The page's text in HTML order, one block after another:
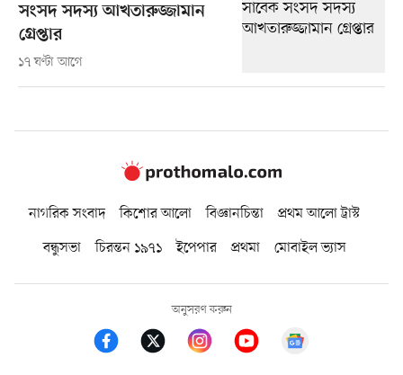
সংসদ সদস্য আখতারুজ্জামান
গ্রেপ্তার
১৭ ঘণ্টা আগে
নাগরিক সংবাদ কিশোর আলো বিজ্ঞানচিন্তা
প্রথম আলো ট্রাস্ট
বন্ধুসভা
চিরন্তন ১৯৭১ ইপেপার প্রথমা মোবাইল ভ্যাস
অনুসরণ করুন